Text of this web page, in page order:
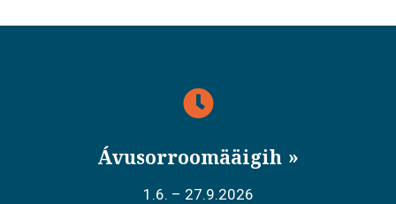
Ávusorroomääigih
1.6. – 27.9.2026